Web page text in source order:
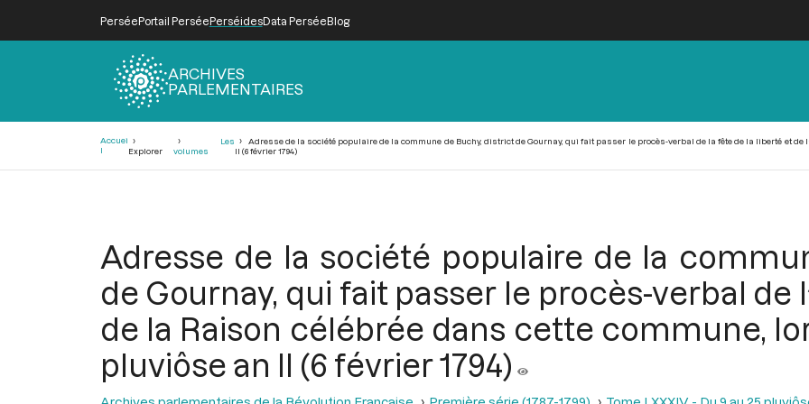
PerséePortail PerséePerséidesData PerséeBlog
ARCHIVES
PARLEMENTAIRES
Accuei
l
Explorer
Les
volumes
Adresse de la société populaire de la commune de Buchy, district de Gournay, qui fait passer le procès-verbal de la fête de la liberté et
II (6 février 1794)
Adresse de la société populaire de la
de Gournay, qui fait passer le procès-verbal de
de la Raison célébrée dans cette commune,
pluviôse an II (6 février 1794)